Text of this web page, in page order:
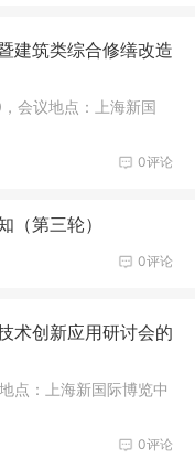
建筑类综合修缮改造
会议地点：上海新国
0评论
第三轮）
0评论
术创新应用研讨会的
点：上海新国际博览中
0评论